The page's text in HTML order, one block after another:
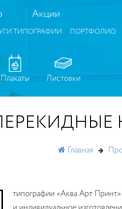
Акции
ТИПОГРАФИИ ПОРТФОЛИО
Плакаты Листовки
Главная